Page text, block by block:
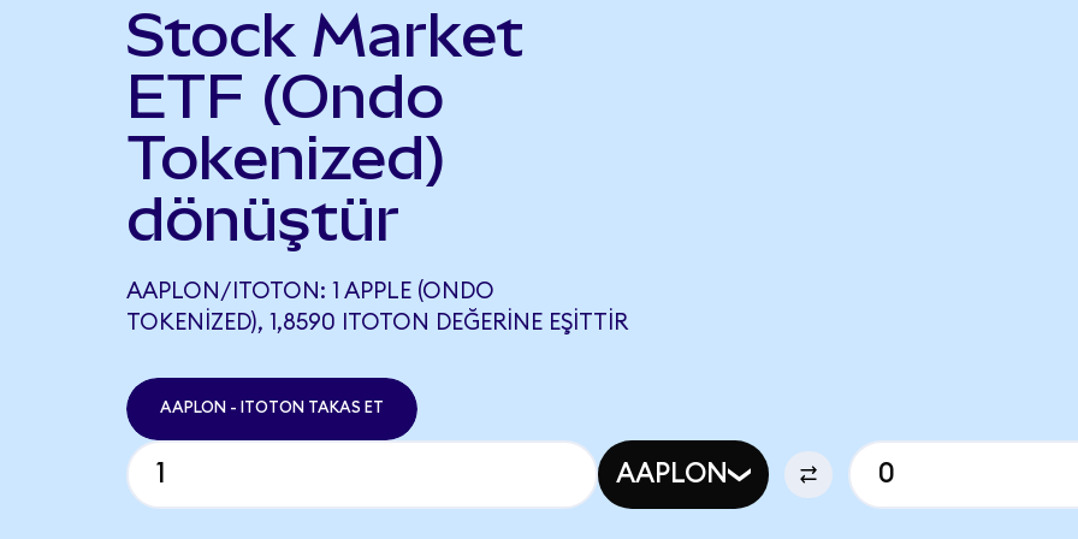
Stock Market
ETF (Ondo
Tokenized)
dönüştür
AAPLON/ITOTON: 1 APPLE (ONDO
TOKENIZED), 1,8590 ITOTON DEĞERINE EŞITTIR
AAPLON - ITOTON TAKAS ET
AAPLON